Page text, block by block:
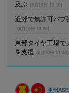
及ぶ
(8月10日 13:10)
近郊で無許可パ
(8月10日 13:06)
東部タイヤ工場
を支援
(8月10日 11:40)
亜州